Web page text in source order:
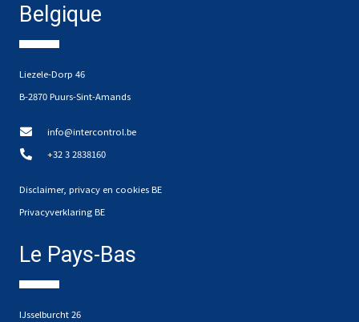
Belgique
Liezele-Dorp 46
B-2870 Puurs-Sint-Amands
info@intercontrol.be
+32 3 2838160
Disclaimer, privacy en cookies BE
Privacyverklaring BE
Le Pays-Bas
IJsselburcht 26